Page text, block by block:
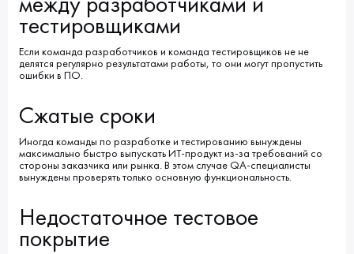
тестировщиками
Если команда разработчиков и команда тестировщиков не не
делятся регулярно результатами работы, то они могут пропустить
ошибки в ПО.
Сжатые сроки
Иногда команды по разработке и тестированию вынуждены
максимально быстро выпускать ИТ-продукт из-за требований со
стороны заказчика или рынка. В этом случае QA-специалисты
вынуждены проверять только основную функциональность.
Недостаточное тестовое
покрытие